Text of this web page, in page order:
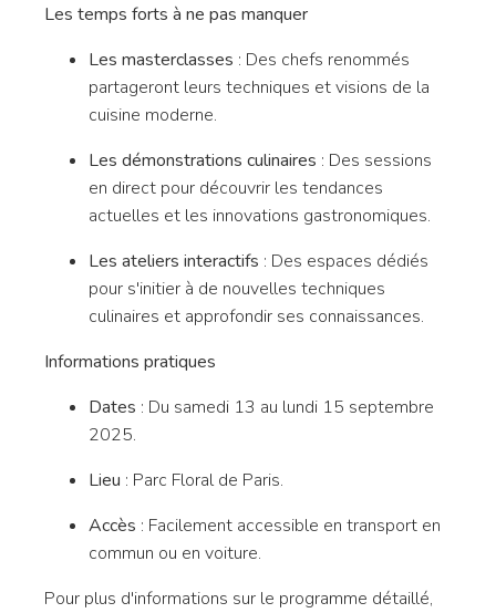
Les temps forts à ne pas manquer
Les masterclasses : Des chefs renommés
partageront leurs techniques et visions de la
cuisine moderne.
Les démonstrations culinaires : Des sessions
en direct pour découvrir les tendances
actuelles et les innovations gastronomiques.
Les ateliers interactifs : Des espaces dédiés
pour s'initier à de nouvelles techniques
culinaires et approfondir ses connaissances.
Informations pratiques
Dates : Du samedi 13 au lundi 15 septembre
2025.
Lieu : Parc Floral de Paris.
Accès : Facilement accessible en transport en
commun ou en voiture.
Pour plus d'informations sur le programme détaillé,